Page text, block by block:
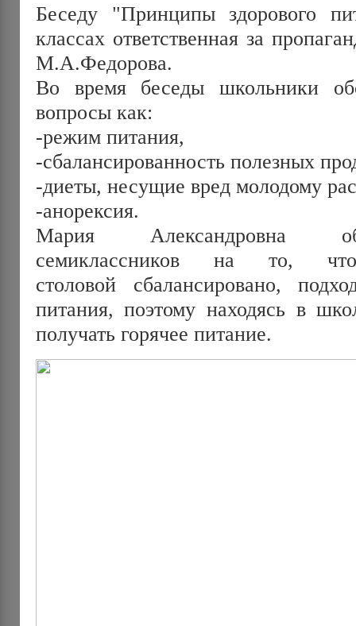
Беседу "Принципы здорового
классах ответственная за
М.А.Федорова.
Во время беседы школьники
вопросы как:
-режим питания,
-сбалансированность полезных
-диеты, несущие вред молодому
-анорексия.
Мария Александровна
семиклассников на то,
столовой сбалансировано,
питания, поэтому находясь в
получать горячее питание.